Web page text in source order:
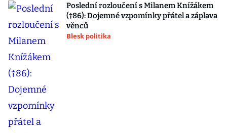
Poslední rozloučení s Milanem Knížákem
(†86): Dojemné vzpomínky přátel a záplava
věnců
Blesk politika